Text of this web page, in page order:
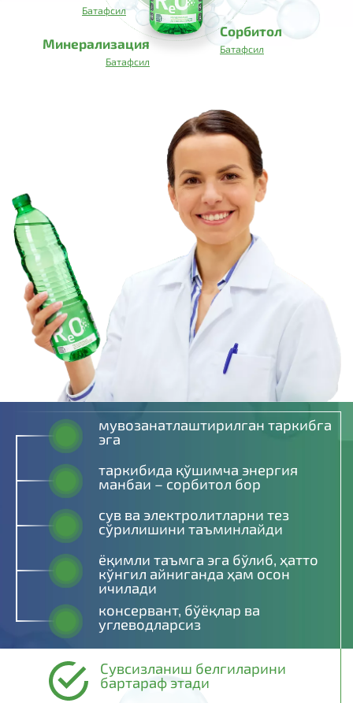
Минерализация
Батафсил
Сорбитол
Батафсил
Батафсил
мувозанатлаштирилган таркибга
эга
таркибида қўшимча энергия
манбаи – сорбитол бор
сув ва электролитларни тез
сўрилишини таъминлайди
ёқимли таъмга эга бўлиб, ҳатто
кўнгил айниганда ҳам осон
ичилади
консервант, бўёқлар ва
углеводларсиз
Сувсизланиш белгиларини
бартараф этади